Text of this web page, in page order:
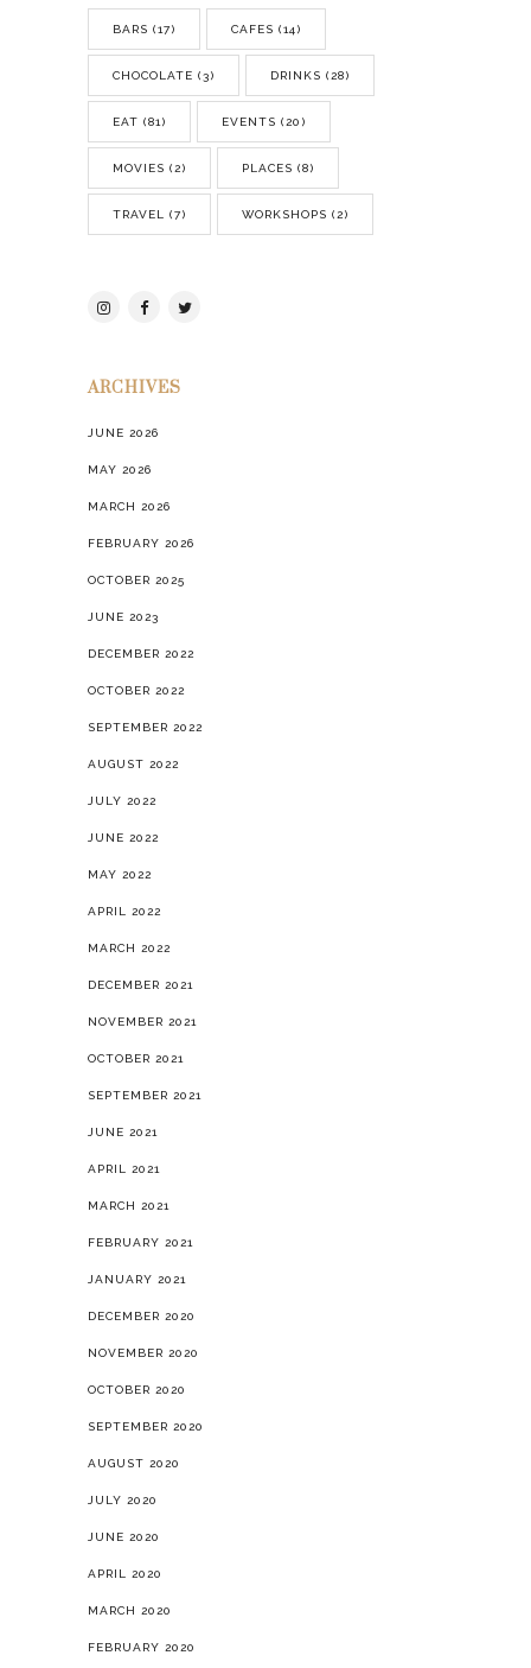
BARS (17) CAFES (14)
CHOCOLATE (3) DRINKS (28)
EAT (81) EVENTS (20)
MOVIES (2) PLACES (8)
TRAVEL (7) WORKSHOPS (2)
ARCHIVES
JUNE 2026
MAY 2026
MARCH 2026
FEBRUARY 2026
OCTOBER 2025
JUNE 2023
DECEMBER 2022
OCTOBER 2022
SEPTEMBER 2022
AUGUST 2022
JULY 2022
JUNE 2022
MAY 2022
APRIL 2022
MARCH 2022
DECEMBER 2021
NOVEMBER 2021
OCTOBER 2021
SEPTEMBER 2021
JUNE 2021
APRIL 2021
MARCH 2021
FEBRUARY 2021
JANUARY 2021
DECEMBER 2020
NOVEMBER 2020
OCTOBER 2020
SEPTEMBER 2020
AUGUST 2020
JULY 2020
JUNE 2020
APRIL 2020
MARCH 2020
FEBRUARY 2020